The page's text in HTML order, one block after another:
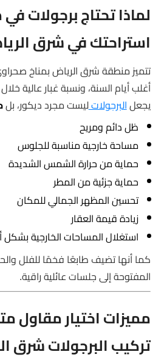
لماذا تحتاج برجولات
استراحتك في شرق
تتميز منطقة شرق الرياض بمناخ
أغلب أيام السنة، ونسبة غبار عالية
يجعلالبرجولاتليست مجرد ديكور، بل
ظل دائم ومريح
مساحة خارجية مناسبة للجلوس
حماية من حرارة الشمس الشديدة
حماية جزئية من المطر
تحسين المظهر الجمالي للمكان
زيادة قيمة العقار
استغلال المساحات الخارجية
كما أنها تضيف طابعًا فخمًا للفلل
المفتوحة إلى جلسات عائلية راقية.
مميزات اختيار
تركيب البرجولات شرق